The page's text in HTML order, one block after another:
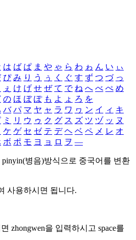
は ば ぱ ま や ゃ ら わ ゎ ん い ぃ
ぴ み り う ぅ く ぐ す ず つ づ っ
ぇ け げ せ ぜ て で ね へ べ ぺ め
の ほ ぼ ぽ も よ ょ ろ を
バ パ マ ヤ ャ ラ ワ ヮ ン イ ィ キ
ミ リ ウ ゥ ク グ ス ズ ツ ヅ ッ ヌ
ケ ゲ セ ゼ テ デ ヘ ベ ペ メ レ オ
ボ ポ モ ヨ ョ ロ ヲ ―
pinyin(병음)방식으로 중국어를 변환
사용하시면 됩니다.
zhongwen을 입력하시고 space를